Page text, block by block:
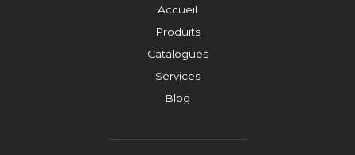
Accueil
Produits
Catalogues
Services
Blog